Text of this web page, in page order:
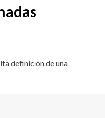
definición de una